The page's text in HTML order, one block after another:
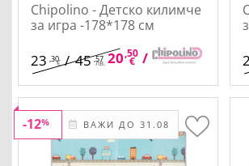
Chipolino - Детско килимче
за игра -178*178 см
23 ,30€/45 ,57
лв. 20,50
€ / 40,10
лв.
ВАЖИ ДО 31.08
-12%